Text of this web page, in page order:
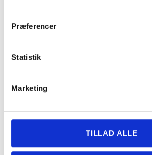
Præferencer
Statistik
Marketing
TILLAD ALLE
hvordan købeloven bil beskytter dig
Købeloven sikrer, at du har 24
du ikke står alene, hvis der opstår fejl
bilkøbere har ofte en opfattelse af, at de
stillet ved køb af en brugt bil